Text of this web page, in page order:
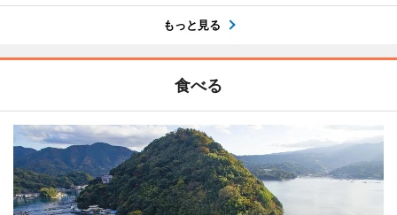
もっと見る
食べる